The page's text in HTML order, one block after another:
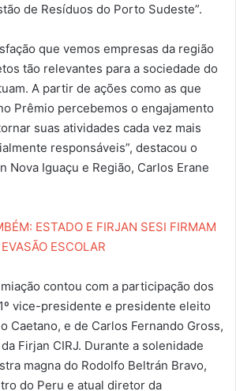
de Resíduos do Porto Sudeste”.
que vemos empresas da região
tão relevantes para a sociedade do
A partir de ações como as que
Prêmio percebemos o engajamento
suas atividades cada vez mais
responsáveis”, destacou o
Nova Iguaçu e Região, Carlos Erane
ESTADO E FIRJAN SESI FIRMAM
ESCOLAR
contou com a participação dos
vice-presidente e presidente eleito
Caetano, e de Carlos Fernando Gross,
Firjan CIRJ. Durante a solenidade
magna do Rodolfo Beltrán Bravo,
do Peru e atual diretor da